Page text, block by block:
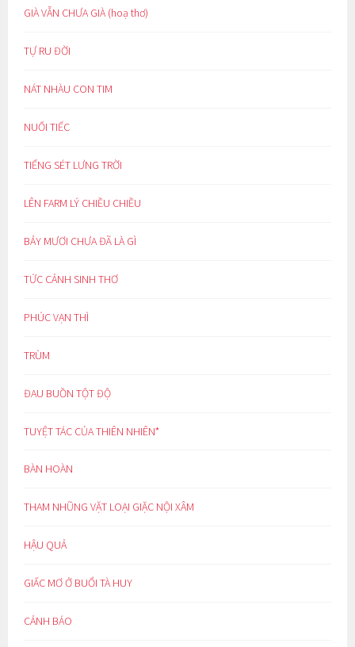
GIÀ VẪN CHƯA GIÀ (hoạ thơ)
TỰ RU ĐỜI
NÁT NHÀU CON TIM
NUỐI TIẾC
TIẾNG SÉT LƯNG TRỜI
LÊN FARM LÝ CHIỀU CHIỀU
BẢY MƯƠI CHƯA ĐÃ LÀ GÌ
TỨC CẢNH SINH THƠ
PHÚC VẠN THÌ
TRÙM
ĐAU BUỒN TỘT ĐỘ
TUYỆT TÁC CỦA THIÊN NHIÊN*
BÀN HOÀN
THAM NHŨNG VẶT LOẠI GIẶC NỘI XÂM
HẬU QUẢ
GIẤC MƠ Ở BUỔI TÀ HUY
CẢNH BÁO